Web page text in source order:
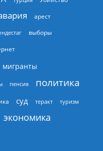
арест
выборы
мигранты
пенсия политика
суд теракт туризм
экономика